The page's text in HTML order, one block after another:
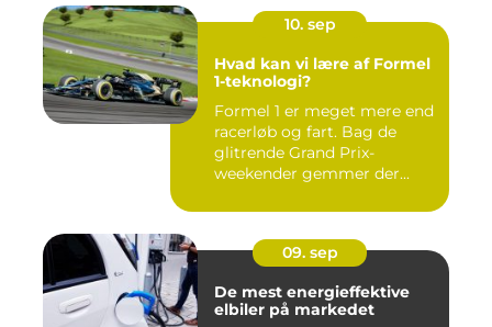
10. sep
Hvad kan vi lære af Formel
1-teknologi?
Formel 1 er meget mere end
racerløb og fart. Bag de
glitrende Grand Prix-
weekender gemmer der...
09. sep
De mest energieffektive
elbiler på markedet